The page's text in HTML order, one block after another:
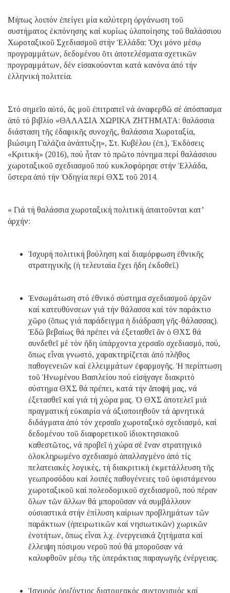
Μήπως λοιπόν ἐπείγει μία καλύτερη ὀργάνωση τοῦ
συστήματος ἐκπόνησης καί κυρίως ὑλοποίησης τοῦ θαλάσσιου
Χωροταξικοῦ Σχεδιασμοῦ στήν Ἑλλάδα; Ὄχι μόνο μέσῳ
προγραμμάτων, δεδομένου ὅτι ἀποτελέσματα σχετικῶν
προγραμμάτων, δέν εἰσακούονται κατά κανόνα ἀπό τήν
ἑλληνική πολιτεία.
Στό σημεῖο αὐτό, ἄς μοῦ ἐπιτραπεῖ νά ἀναφερθῶ σέ ἀπόσπασμα
ἀπό τό βιβλίο «ΘΑΛΑΣΙΑ ΧΩΡΙΚΑ ΖΗΤΗΜΑΤΑ: θαλάσσια
διάσταση τῆς ἐδαφικῆς συνοχῆς, θαλάσσια Χωροταξία,
βιώσιμη Γαλάζια ἀνάπτυξη», Στ. Κυβέλου (ἐπ.), Ἐκδόσεις
«Κριτική» (2016), πού ἦταν τό πρῶτο πόνημα περί θαλάσσιου
χωροταξικοῦ σχεδιασμοῦ πού κυκλοφόρησε στήν Ἑλλάδα,
ὕστερα ἀπό τήν Ὁδηγία περί ΘΧΣ τοῦ 2014.
« Γιά τή θαλάσσια χωροταξική πολιτική ἀπαιτοῦνται κατ’
ἀρχήν:
Ἰσχυρή πολιτική βούληση καί διαμόρφωση ἐθνικῆς
στρατηγικῆς (ἡ τελευταία ἔχει ἤδη ἐκδοθεῖ.)
Ἐνσωμάτωση στό ἐθνικό σύστημα σχεδιασμοῦ ἀρχῶν
καί κατευθύνσεων γιά τήν θάλασσα καί τόν παράκτιο
χῶρο (ὅπως γιά παράδειγμα ἡ διάδραση γῆς-θάλασσας).
Ἐδῶ βεβαίως θά πρέπει νά ἐξετασθεῖ ἄν ὁ ΘΧΣ θά
συνδεθεῖ μέ τόν ἤδη ὑπάρχοντα χερσαῖο σχεδιασμό, πού,
ὅπως εἶναι γνωστό, χαρακτηρίζεται ἀπό πλῆθος
παθογενειῶν καί ἐλλειμμάτων ἐφαρμογῆς. Ἡ περίπτωση
τοῦ Ἡνωμένου Βασιλείου πού εἰσήγαγε διακριτό
σύστημα ΘΧΣ θά πρέπει, κατά τήν ἄποψή μας, νά
ἐξετασθεῖ καί γιά τή χώρα μας. Ὁ ΘΧΣ ἀποτελεῖ μιά
πραγματική εὐκαιρία νά ἀξιοποιηθοῦν τά ἀρνητικά
διδάγματα ἀπό τόν χερσαῖο χωροταξικό σχεδιασμό, καί
δεδομένου τοῦ διαφορετικοῦ ἰδιοκτησιακοῦ
καθεστῶτος, νά προβεῖ ἡ χώρα σέ ἕναν στρατηγικό
ὁλοκληρωμένο σχεδιασμό ἀπαλλαγμένο ἀπό τίς
πελατειακές λογικές, τή διακριτική ἐκμετάλλευση τῆς
γεωπροσόδου καί λοιπές παθογένειες τοῦ ὑφιστάμενου
χωροταξικοῦ καί πολεοδομικοῦ σχεδιασμοῦ, πού πέραν
ὅλων τῶν ἄλλων θά μποροῦσαν νά συμβάλλουν
οὐσιαστικά στήν ἐπίλυση καίριων προβλημάτων τῶν
παράκτιων (ἠπειρωτικῶν καί νησιωτικῶν) χωρικῶν
ἑνοτήτων, ὅπως εἶναι λ.χ. ἐνεργειακά ζητήματα καί
ἔλλειψη πόσιμου νεροῦ πού θά μποροῦσαν νά
καλυφθοῦν μέσῳ τῆς ὑπεράκτιας παραγωγῆς ἐνέργειας.
Ἰσχυρός ὁριζόντιος διατομεακός συντονισμός καί